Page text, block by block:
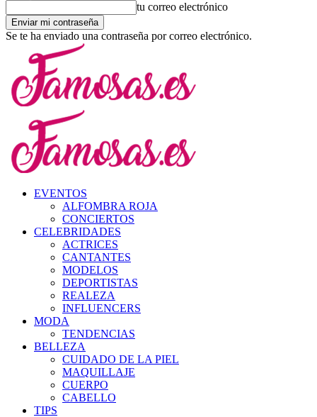
tu correo electrónico
Se te ha enviado una contraseña por correo electrónico.
EVENTOS
ALFOMBRA ROJA
CONCIERTOS
CELEBRIDADES
ACTRICES
CANTANTES
MODELOS
DEPORTISTAS
REALEZA
INFLUENCERS
MODA
TENDENCIAS
BELLEZA
CUIDADO DE LA PIEL
MAQUILLAJE
CUERPO
CABELLO
TIPS